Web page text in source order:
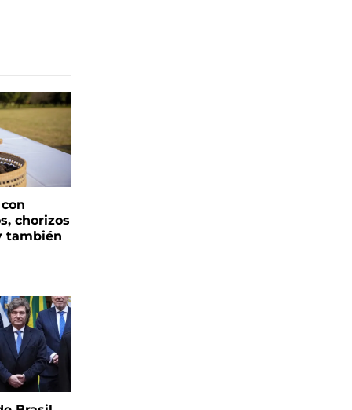
chorizos
también